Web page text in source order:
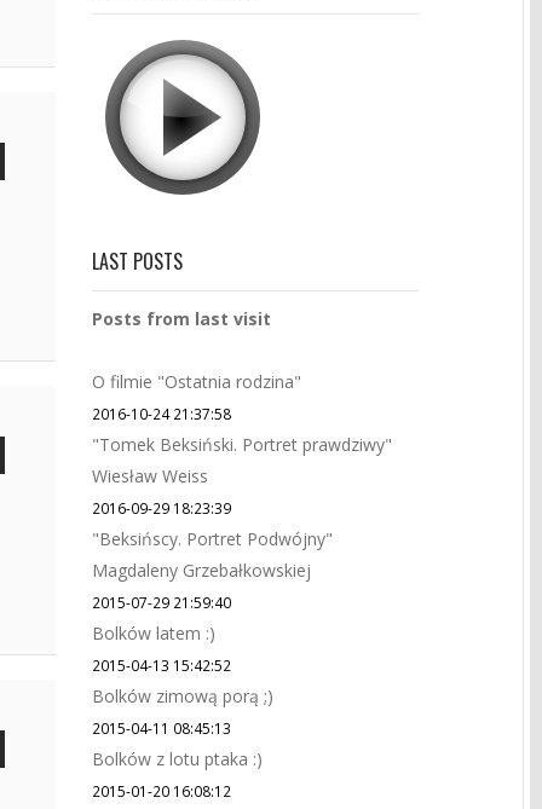
LAST POSTS
Posts from last visit
O filmie "Ostatnia rodzina"
2016-10-24 21:37:58
"Tomek Beksiński. Portret prawdziwy"
Wiesław Weiss
2016-09-29 18:23:39
"Beksińscy. Portret Podwójny"
Magdaleny Grzebałkowskiej
2015-07-29 21:59:40
Bolków latem :)
2015-04-13 15:42:52
Bolków zimową porą ;)
2015-04-11 08:45:13
Bolków z lotu ptaka :)
2015-01-20 16:08:12